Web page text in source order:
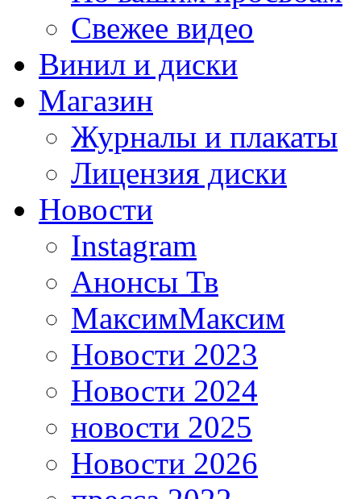
Свежее видео
Винил и диски
Магазин
Журналы и плакаты
Лицензия диски
Новости
Instagram
Анонсы Тв
МаксимМаксим
Новости 2023
Новости 2024
новости 2025
Новости 2026